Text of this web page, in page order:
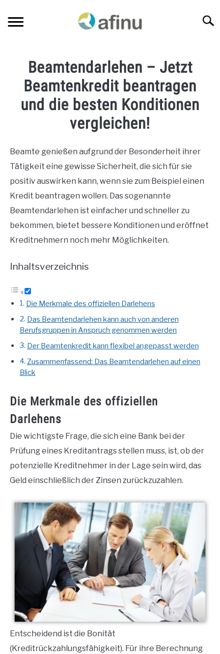
content
FINANZEN
VERSICHERUNGSVERGLEICH
KREDITANFRAGE
ÜBER MICH
Beamtendarlehen – Jetzt
Beamtenkredit beantragen
und die besten Konditionen
vergleichen!
Beamte genießen aufgrund der Besonderheit ihrer
Tätigkeit eine gewisse Sicherheit, die sich für sie
positiv auswirken kann, wenn sie zum Beispiel einen
Kredit beantragen wollen. Das sogenannte
Beamtendarlehen ist einfacher und schneller zu
bekommen, bietet bessere Konditionen und eröffnet
Kreditnehmern noch mehr Möglichkeiten.
Inhaltsverzeichnis
Die Merkmale des offiziellen Darlehens
Das Beamtendarlehen kann auch von anderen
Berufsgruppen in Anspruch genommen werden
Der Beamtenkredit kann flexibel angepasst werden
Zusammenfassend: Das Beamtendarlehen auf einen
Blick
Die Merkmale des offiziellen
Darlehens
Die wichtigste Frage, die sich eine Bank bei der
Prüfung eines Kreditantrags stellen muss, ist, ob der
potenzielle Kreditnehmer in der Lage sein wird, das
Geld einschließlich der Zinsen zurückzuzahlen.
Entscheidend ist die Bonität
(Kreditrückzahlungsfähigkeit). Für ihre Berechnung